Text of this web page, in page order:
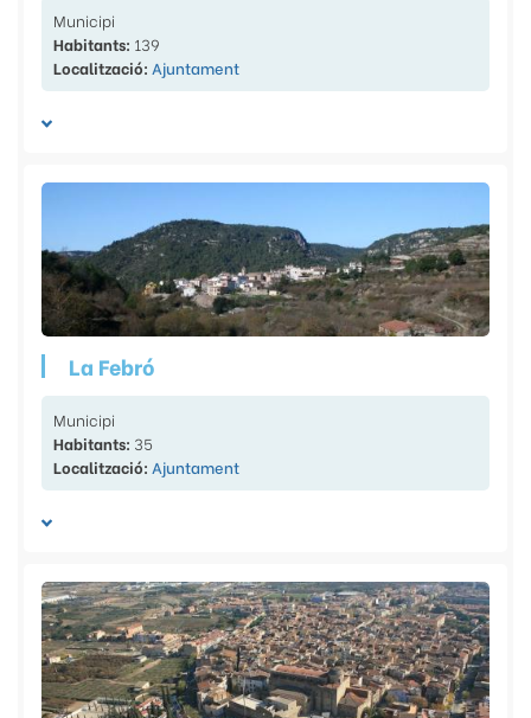
Municipi
Habitants: 139
Localització: Ajuntament
La Febró
Municipi
Habitants: 35
Localització: Ajuntament